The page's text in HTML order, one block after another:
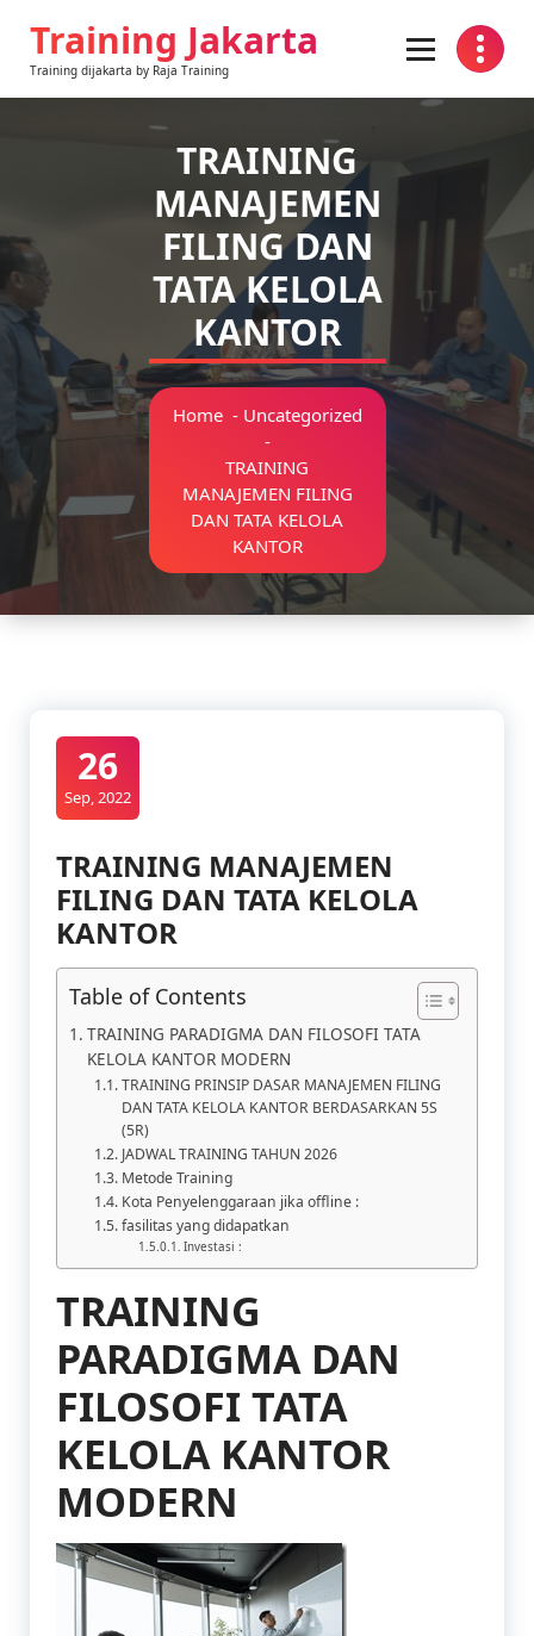
contentTraining Jakarta
Training dijakarta by Raja Training
TRAINING
MANAJEMEN
FILING DAN
TATA KELOLA
KANTOR
Home- Uncategorized
-
TRAINING
MANAJEMEN FILING
DAN TATA KELOLA
KANTOR
26
Sep, 2022
TRAINING MANAJEMEN
FILING DAN TATA KELOLA
KANTOR
Table of Contents
TRAINING PARADIGMA DAN FILOSOFI TATA
KELOLA KANTOR MODERN
TRAINING PRINSIP DASAR MANAJEMEN FILING
DAN TATA KELOLA KANTOR BERDASARKAN 5S
(5R)
JADWAL TRAINING TAHUN 2026
Metode Training
Kota Penyelenggaraan jika offline :
fasilitas yang didapatkan
Investasi :
TRAINING
PARADIGMA DAN
FILOSOFI TATA
KELOLA KANTOR
MODERN